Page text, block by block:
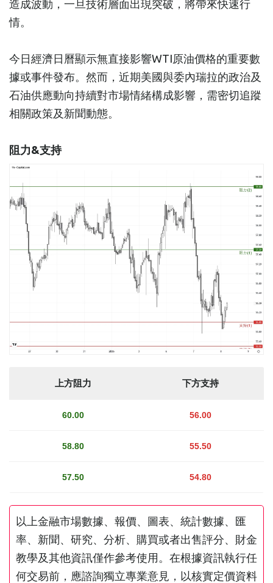
造成波動，一旦技術層面出現突破，將帶來快速行
情。
今日經濟日曆顯示無直接影響WTI原油價格的重要數
據或事件發布。然而，近期美國與委內瑞拉的政治及
石油供應動向持續對市場情緒構成影響，需密切追蹤
相關政策及新聞動態。
阻力&支持
上方阻力 下方支持
60.00 56.00
58.80 55.50
57.50 54.80
以上金融市場數據、報價、圖表、統計數據、匯
率、新聞、研究、分析、購買或者出售評分、財金
教學及其他資訊僅作參考使用。在根據資訊執行任
何交易前，應諮詢獨立專業意見，以核實定價資料